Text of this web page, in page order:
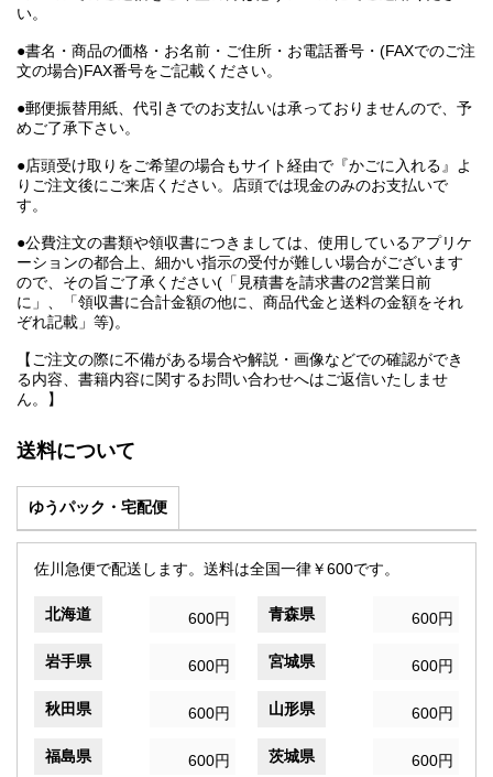
い。
●書名・商品の価格・お名前・ご住所・お電話番号・(FAXでのご注
文の場合)FAX番号をご記載ください。
●郵便振替用紙、代引きでのお支払いは承っておりませんので、予
めご了承下さい。
●店頭受け取りをご希望の場合もサイト経由で『かごに入れる』よ
りご注文後にご来店ください。店頭では現金のみのお支払いで
す。
●公費注文の書類や領収書につきましては、使用しているアプリケ
ーションの都合上、細かい指示の受付が難しい場合がございます
ので、その旨ご了承ください(「見積書を請求書の2営業日前
に」、「領収書に合計金額の他に、商品代金と送料の金額をそれ
ぞれ記載」等)。
【ご注文の際に不備がある場合や解説・画像などでの確認ができ
る内容、書籍内容に関するお問い合わせへはご返信いたしませ
ん。】
送料について
ゆうパック・宅配便
佐川急便で配送します。送料は全国一律￥600です。
北海道 600円 青森県 600円
岩手県 600円 宮城県 600円
秋田県 600円 山形県 600円
福島県 600円 茨城県 600円